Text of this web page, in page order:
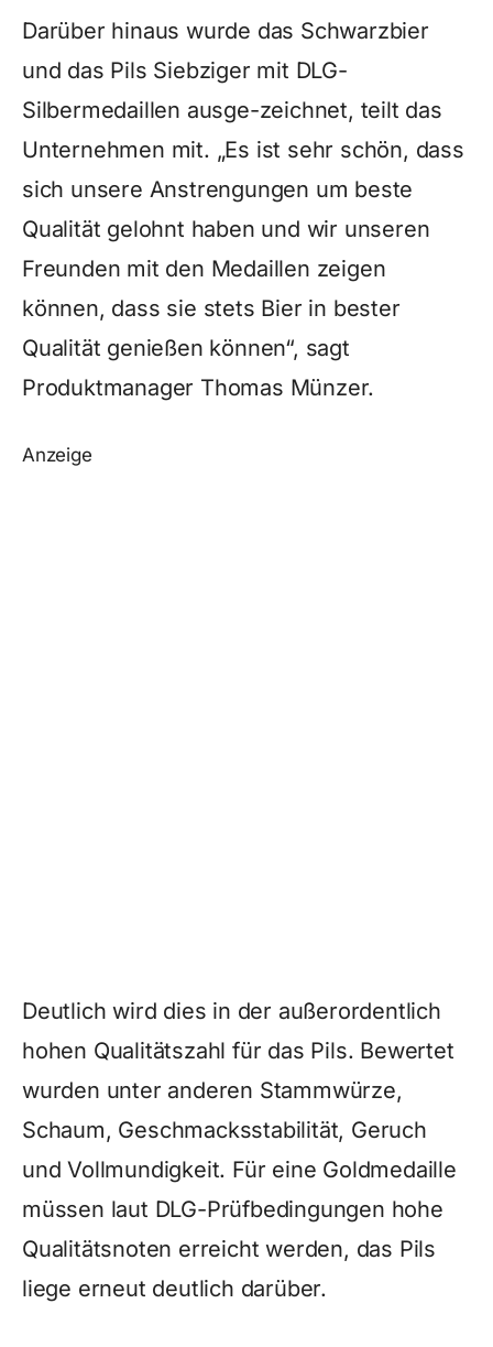
Darüber hinaus wurde das Schwarzbier
und das Pils Siebziger mit DLG-
Silbermedaillen ausge-zeichnet, teilt das
Unternehmen mit. „Es ist sehr schön, dass
sich unsere Anstrengungen um beste
Qualität gelohnt haben und wir unseren
Freunden mit den Medaillen zeigen
können, dass sie stets Bier in bester
Qualität genießen können“, sagt
Produktmanager Thomas Münzer.
Anzeige
Deutlich wird dies in der außerordentlich
hohen Qualitätszahl für das Pils. Bewertet
wurden unter anderen Stammwürze,
Schaum, Geschmacksstabilität, Geruch
und Vollmundigkeit. Für eine Goldmedaille
müssen laut DLG-Prüfbedingungen hohe
Qualitätsnoten erreicht werden, das Pils
liege erneut deutlich darüber.